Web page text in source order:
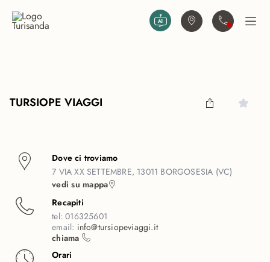
Trova agenziaContattaciApri
TURSIOPE VIAGGI
Dove ci troviamo
7 VIA XX SETTEMBRE, 13011 BORGOSESIA (VC)
vedi su mappa
Recapiti
tel:016325601
email: info@tursiopeviaggi.it
chiama
Orari